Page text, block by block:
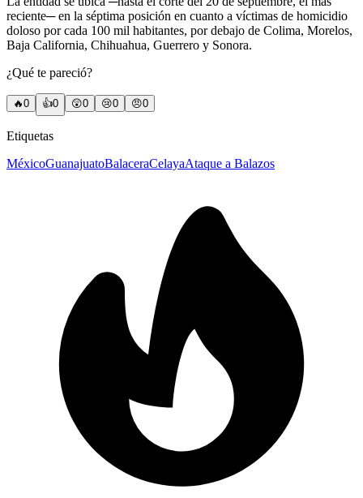
reciente─ en la séptima posición en cuanto a víctimas de homicidio
doloso por cada 100 mil habitantes, por debajo de Colima, Morelos,
Baja California, Chihuahua, Guerrero y Sonora.
¿Qué te pareció?
🔥0 👍0 😲0 😢0 😠0
Etiquetas
MéxicoGuanajuatoBalaceraCelayaAtaque a Balazos